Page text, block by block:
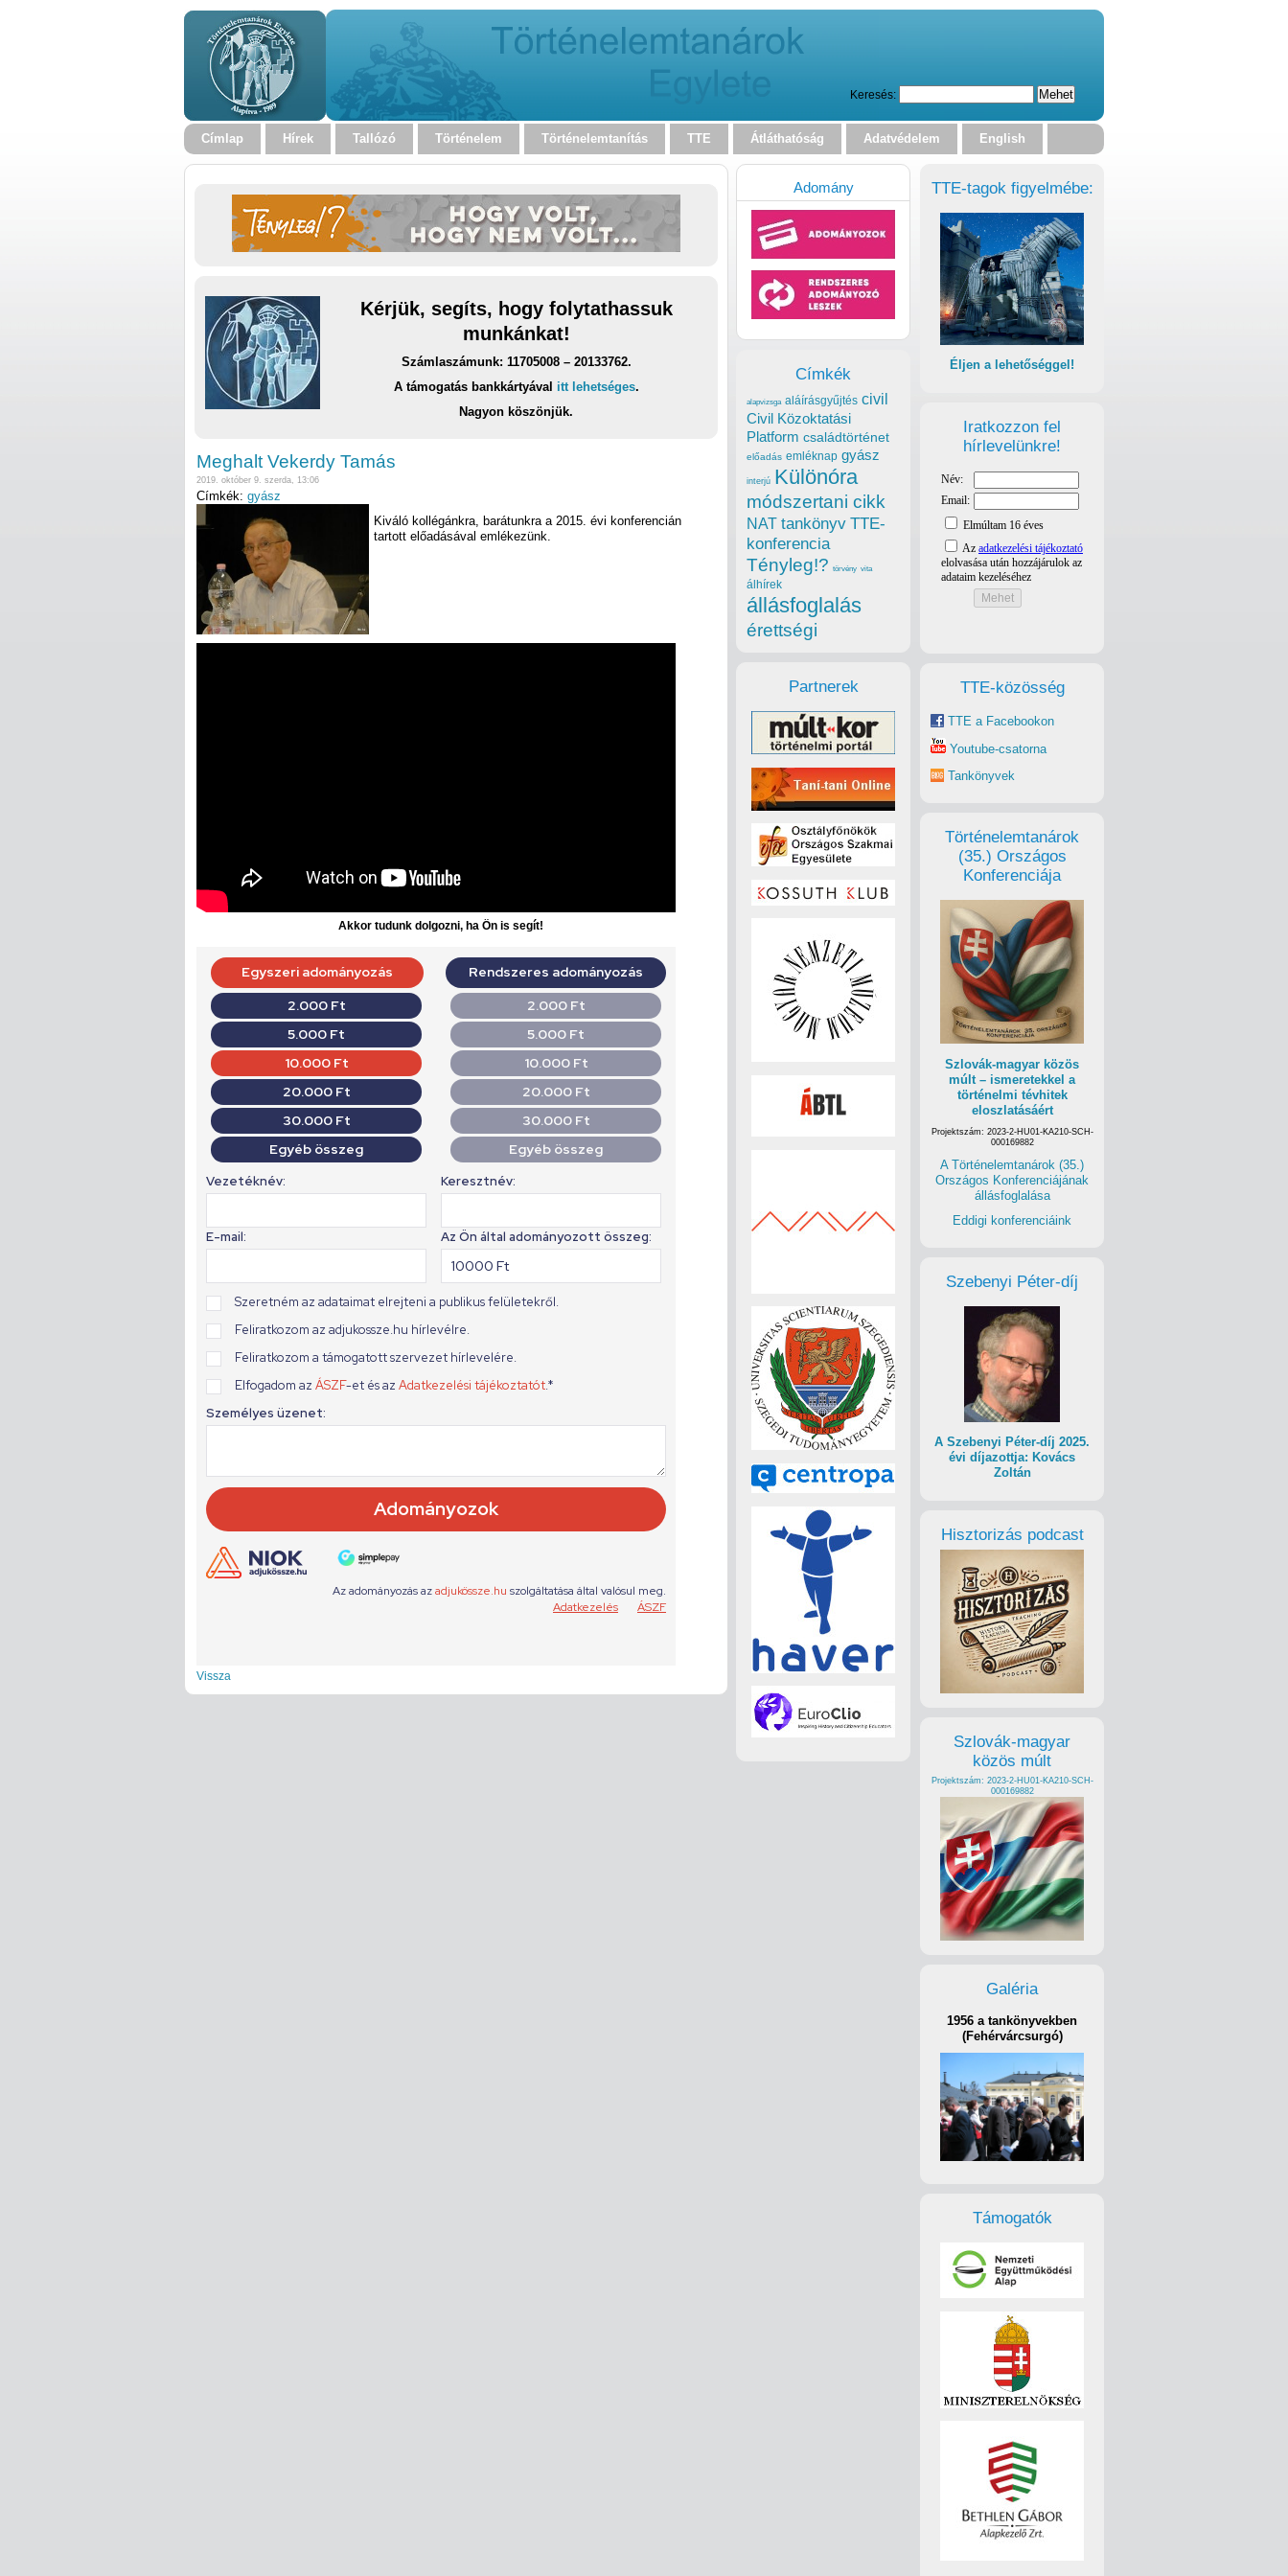
Keresés:
Címlap Hírek Tallózó Történelem Történelemtanítás TTE Átláthatóság Adatvédelem English
Kérjük, segíts, hogy folytathassuk
munkánkat!
Számlaszámunk: 11705008 – 20133762.
A támogatás bankkártyával itt lehetséges.
Nagyon köszönjük.
Meghalt Vekerdy Tamás
2019. október 9. szerda, 13:06
Címkék: gyász
Kiváló kollégánkra, barátunkra a 2015. évi konferencián
tartott előadásával emlékezünk.
Akkor tudunk dolgozni, ha Ön is segít!
Vissza
TTE-tagok figyelmébe:
Éljen a lehetőséggel!
Iratkozzon fel
hírlevelünkre!
TTE-közösség
TTE a Facebookon
Youtube-csatorna
Tankönyvek
Történelemtanárok
(35.) Országos
Konferenciája
Szlovák-magyar közös
múlt – ismeretekkel a
történelmi tévhitek
eloszlatásáért
Projektszám: 2023-2-HU01-KA210-SCH-
000169882
A Történelemtanárok (35.)
Országos Konferenciájának
állásfoglalása
Eddigi konferenciáink
Szebenyi Péter-díj
A Szebenyi Péter-díj 2025.
évi díjazottja: Kovács
Zoltán
Hisztorizás podcast
Szlovák-magyar
közös múlt
Projektszám: 2023-2-HU01-KA210-SCH-
000169882
Galéria
1956 a tankönyvekben
(Fehérvárcsurgó)
Támogatók
Adomány
Címkék
alapvizsga aláírásgyűjtés civil
Civil Közoktatási
Platform családtörténet
előadás emléknap gyász
interjú Különóra
módszertani cikk
NAT tankönyv TTE-
konferencia
Tényleg!? törvény vita
álhírek
állásfoglalás
érettségi
Partnerek